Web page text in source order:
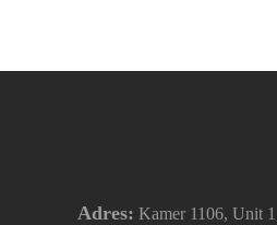
Adres: Kamer 1106, Unit